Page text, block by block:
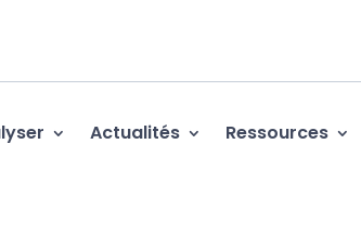
Actualités Ressources